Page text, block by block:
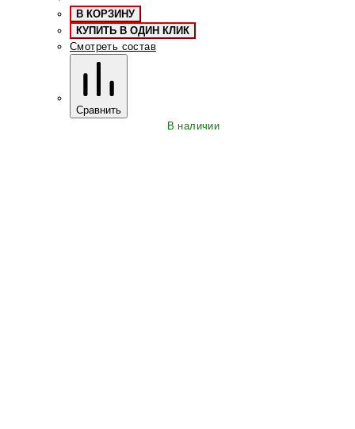
В КОРЗИНУ
КУПИТЬ В ОДИН КЛИК
Смотреть состав
Сравнить
В наличии